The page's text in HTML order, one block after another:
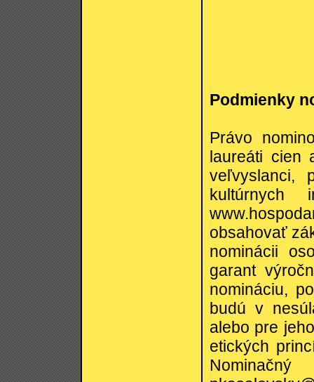
Podmienky
Právo
laureáti cien
veľvyslanci,
kultúrnych
obsahovať
nominácii
garant
nomináciu,
budú v
alebo pre
etických